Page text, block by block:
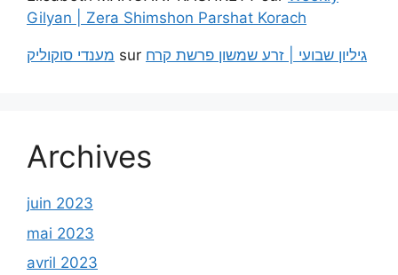
Gilyan | Zera Shimshon Parshat Korach
מענדי סוקוליק sur גיליון שבועי | זרע שמשון פרשת קרח
Archives
juin 2023
mai 2023
avril 2023